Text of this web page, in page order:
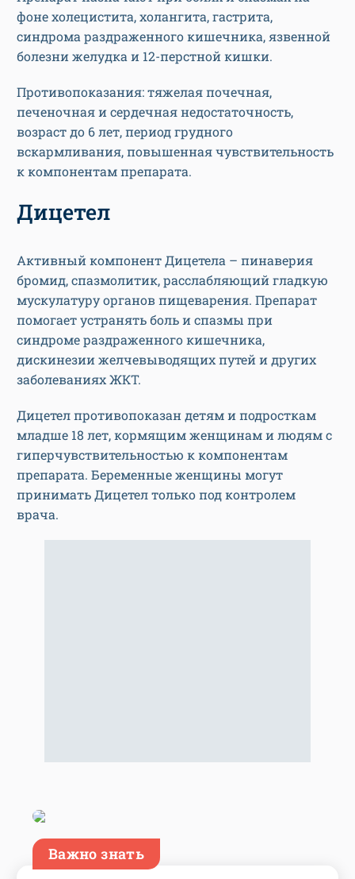
фоне холецистита, холангита, гастрита,
синдрома раздраженного кишечника, язвенной
болезни желудка и 12-перстной кишки.
Противопоказания: тяжелая почечная,
печеночная и сердечная недостаточность,
возраст до 6 лет, период грудного
вскармливания, повышенная чувствительность
к компонентам препарата.
Дицетел
Активный компонент Дицетела – пинаверия
бромид, спазмолитик, расслабляющий гладкую
мускулатуру органов пищеварения. Препарат
помогает устранять боль и спазмы при
синдроме раздраженного кишечника,
дискинезии желчевыводящих путей и других
заболеваниях ЖКТ.
Дицетел противопоказан детям и подросткам
младше 18 лет, кормящим женщинам и людям с
гиперчувствительностью к компонентам
препарата. Беременные женщины могут
принимать Дицетел только под контролем
врача.
Важно знать